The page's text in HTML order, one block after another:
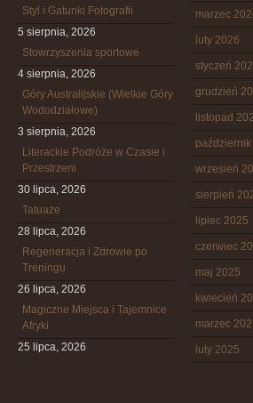
Styl i Gatunki Fotografii
5 sierpnia, 2026
Stowrzyszenia sportowe
4 sierpnia, 2026
Góry Australijskie (Wielkie Góry
Wododziałowe)
3 sierpnia, 2026
Literackie Podróże w Czasie i
Przestrzeni
30 lipca, 2026
Tatuaże
28 lipca, 2026
Regeneracja i Zdrowie po
Treningu
26 lipca, 2026
Magiczne Miejsca i Tajemnice
Afryki
25 lipca, 2026
marzec
luty 2026
styczeń
grudzień
listopad
wrzesień
sierpień
lipiec 2025
czerwiec
maj 2025
kwiecień
marzec
luty 2025